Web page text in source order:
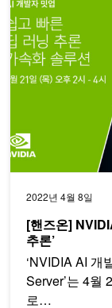
2022년 4월 8일
[핸즈온]
추론’
‘NVIDIA AI 개
Server’는 4월
로…